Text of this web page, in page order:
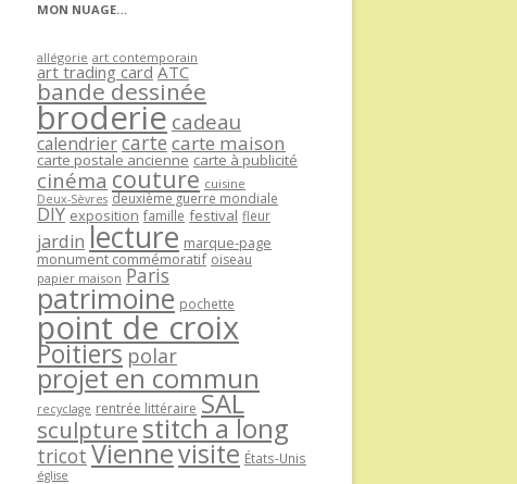
MON NUAGE…
allégorie art contemporain
art trading card ATC
bande dessinée
broderie cadeau
calendriercartecarte maison
carte postale ancienne carte à publicité
cinéma couture cuisine
Deux-Sèvres deuxième guerre mondiale
DIY exposition famille festival fleur
jardin lecture marque-page
monument commémoratif oiseau
papier maison Paris
patrimoine pochette
point de croix
Poitiers polar
projet en commun
recyclage rentrée littéraire SAL
sculpture stitch a long
tricot Viennevisite États-Unis
église